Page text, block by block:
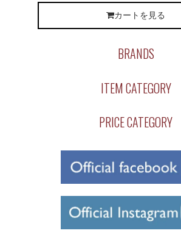
カートを見る
BRANDS
ANTIDOTE
APOTHEKE
ChahChah
CLUCT
COOTIE
ITEM CATEGORY
SHIRTS
S/S TEE
L/S TEE
CUTSAW
JACKET
PRICE CATEGORY
￥1,000～￥2,000
￥2,000～￥3,000
￥3,000～￥4,000
￥4,000～￥5,000